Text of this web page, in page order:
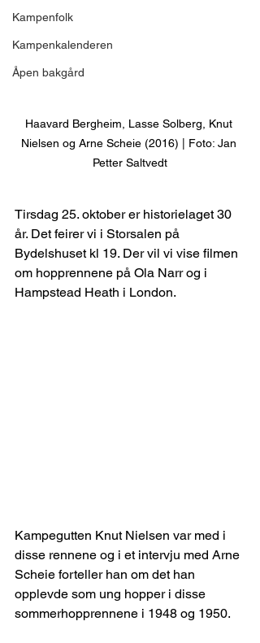
Kampenfolk
Kampenkalenderen
Åpen bakgård
Haavard Bergheim, Lasse Solberg, Knut
Nielsen og Arne Scheie (2016) | Foto: Jan
Petter Saltvedt
Tirsdag 25. oktober er historielaget 30
år. Det feirer vi i Storsalen på
Bydelshuset kl 19. Der vil vi vise filmen
om hopprennene på Ola Narr og i
Hampstead Heath i London.
Kampegutten Knut Nielsen var med i
disse rennene og i et intervju med Arne
Scheie forteller han om det han
opplevde som ung hopper i disse
sommerhopprennene i 1948 og 1950.